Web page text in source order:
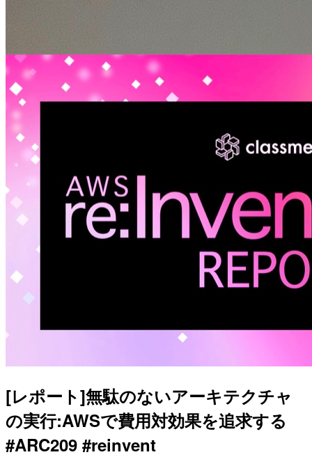
[レポート]無駄のないアーキテクチャ
の実行:AWSで費用対効果を追求する
#ARC209 #reinvent